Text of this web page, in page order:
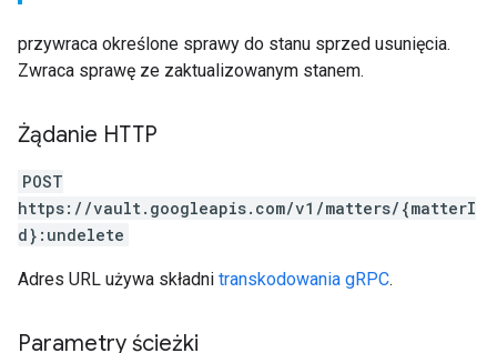
przywraca określone sprawy do stanu sprzed usunięcia.
Zwraca sprawę ze zaktualizowanym stanem.
Żądanie HTTP
POST
https://vault.googleapis.com/v1/matters/{matterI
d}:undelete
Adres URL używa składni transkodowania gRPC.
Parametry ścieżki